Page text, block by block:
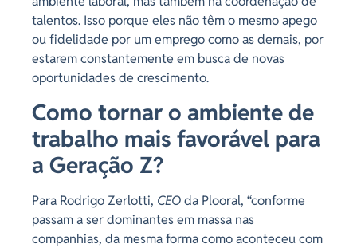
talentos. Isso porque eles não têm o mesmo apego
ou fidelidade por um emprego como as demais, por
estarem constantemente em busca de novas
oportunidades de crescimento.
Como tornar o ambiente de
trabalho mais favorável para
a Geração Z?
Para Rodrigo Zerlotti, CEOda Plooral, “conforme
passam a ser dominantes em massa nas
companhias, da mesma forma como aconteceu com